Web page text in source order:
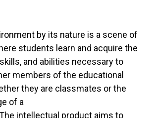
by its nature is a scene of
students learn and acquire the
and abilities necessary to
members of the educational
they are classmates or the
of a
intellectual product aims to